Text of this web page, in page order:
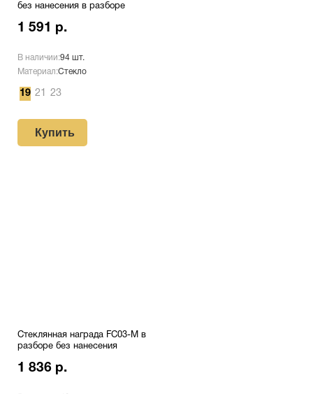
без нанесения в разборе
1 591 р.
В наличии:94 шт.
Материал:Стекло
19 21 23
Купить
Стеклянная награда FC03-M в
разборе без нанесения
1 836 р.